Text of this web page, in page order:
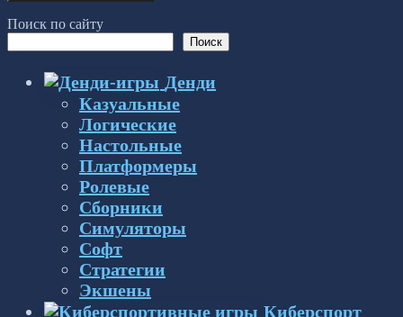
Поиск по сайту
Поиск
Денди
Казуальные
Логические
Настольные
Платформеры
Ролевые
Сборники
Симуляторы
Софт
Стратегии
Экшены
Киберспорт